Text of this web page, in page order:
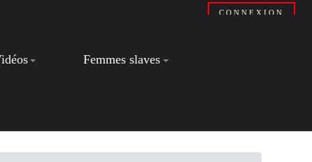
CONNEXION
Femmes slaves